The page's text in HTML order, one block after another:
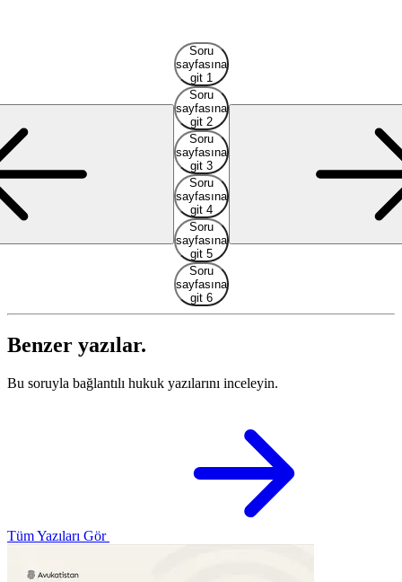
Soru
sayfasına
git 1
Soru
sayfasına
git 2
Soru
sayfasına
git 3
Soru
sayfasına
git 4
Soru
sayfasına
git 5
Soru
sayfasına
git 6
Benzer yazılar.
Bu soruyla bağlantılı hukuk yazılarını inceleyin.
Tüm Yazıları Gör